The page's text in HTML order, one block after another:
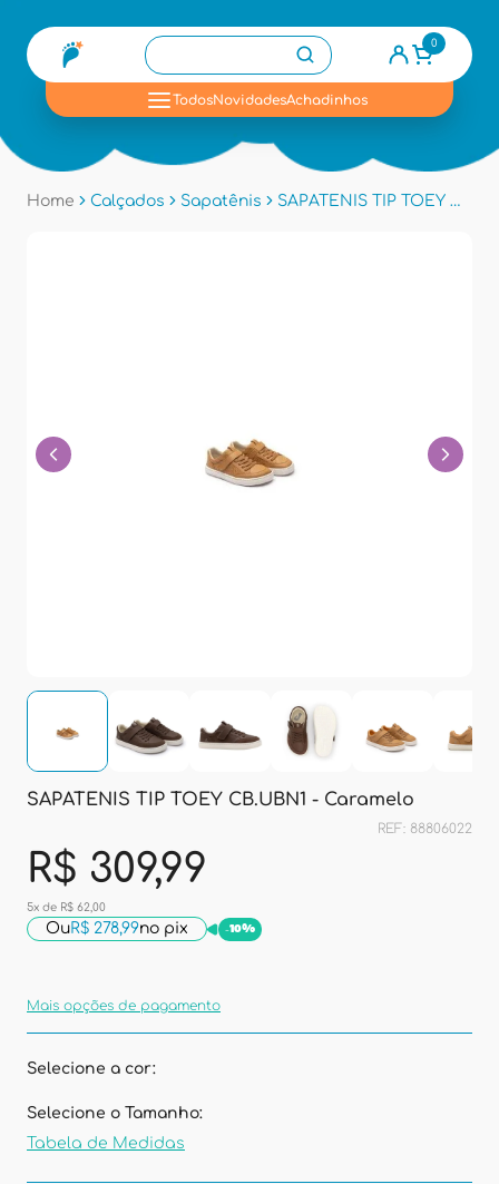
0
TodosNovidadesAchadinhos
Home Calçados Sapatênis SAPATENIS TIP TOEY CB.UBN1 - Caramelo
SAPATENIS TIP TOEY CB.UBN1 - Caramelo
REF: 88806022
R$ 309,99
5x de R$ 62,00
OuR$ 278,99no pix -10%
Mais opções de pagamento
Selecione a cor:
Selecione o Tamanho:
Tabela de Medidas